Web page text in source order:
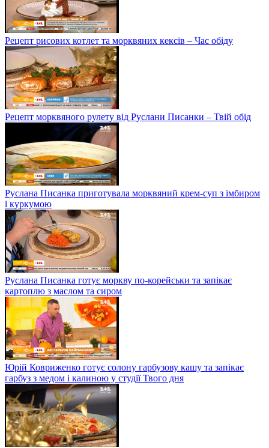
Рецепт рисових котлет та морквяних кексів – Час обіду
Рецепт морквяного рулету від Руслани Писанки – Твій обід
Руслана Писанка приготувала морквяний крем-суп з імбиром
і куркумою
Руслана Писанка готує моркву по-корейськи та запікає
картоплю з маслом та сиром
Юрій Ковриженко готує солону гарбузову кашу та запікає
гарбуз з медом і калиною у студії Твого дня